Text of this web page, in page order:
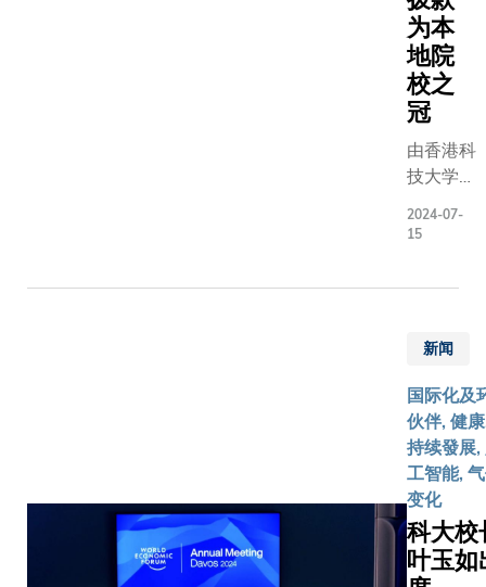
及时诊
治。
社会，
带动银
发智龄
产业创
新。
安永香
港及澳
门区主
管合伙
儿表
「粤港
澳大湾
区银发
经济蓬
勃兴
起，区
内养老
产业迎
来转型
与跨境
括： • 开展
与APO议
互相配合
研究和卫
系统活动
• 与
书处及政
作，识别
技术支持
设本地卫
系统研究
力； •
APO秘书
共同申请
应用资助
应对区域
步阐述，
学可通过
大相互关
的途径推
医疗体系
革。首先
她指出本
急需融合
技与创业
维、跨学
才，推动
界各地大
势，积极
人工智能
数码健康
入课程中
叶校长解
说：「这
跨领域培
可让学生
为本
地院
校之
冠
由香港科
技大学
领导的三
资局）
2024/25
年度「卓
越学科领
域计划」
和「主题
研究计
划」合共
拨款港币
2024-07-
15
新闻
国际化及
伙伴, 健
持续發展,
工智能,
变化
科大校
叶玉如